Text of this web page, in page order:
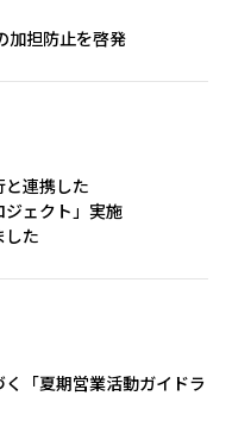
加担防止を啓発
連携した
ジェクト」実施
した
「夏期営業活動ガイドラ